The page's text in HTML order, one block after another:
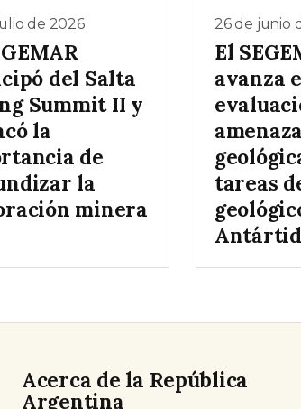
de 2026
del Salta
Summit II y
la
de
la
minera
26 de junio
El
avanza
tareas
Acerca de la República
Argentina